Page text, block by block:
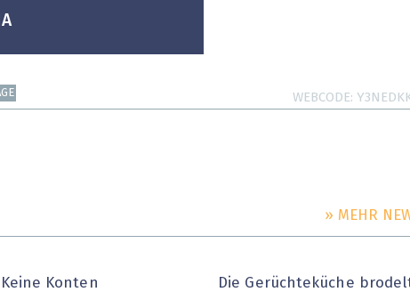
WEBCODE
» MEHR
Keine Konten
Die Gerüchteküche